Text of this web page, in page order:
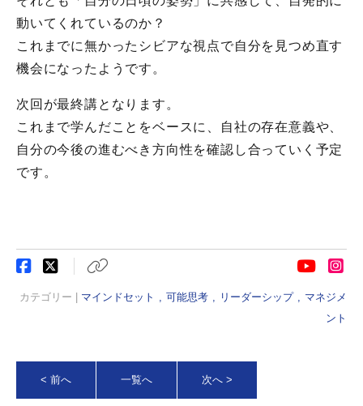
動いてくれているのか？
これまでに無かったシビアな視点で自分を見つめ直す
機会になったようです。
次回が最終講となります。
これまで学んだことをベースに、自社の存在意義や、
自分の今後の進むべき方向性を確認し合っていく予定
です。
カテゴリー | マインドセット 可能思考 リーダーシップ
マネジメ
ント
< 前へ 一覧へ 次へ >